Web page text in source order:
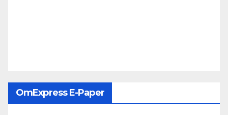
OmExpress E-Paper